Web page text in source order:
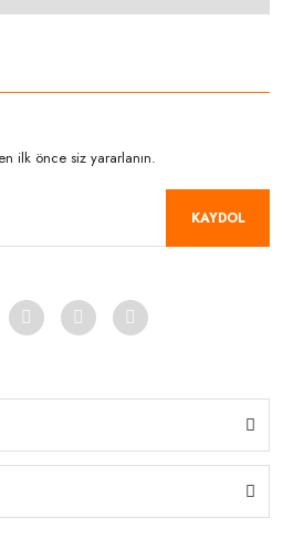
ilk önce siz yararlanın.
KAYDOL